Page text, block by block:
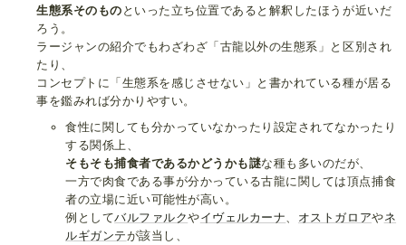
生態系そのもの といった立ち位置であると解釈したほうが近いだ
ろう。
ラージャンの紹介でもわざわざ「古龍以外の生態系」と区別され
たり、
コンセプトに「生態系を感じさせない」と書かれている種が居る
事を鑑みれば分かりやすい。
食性に関しても分かっていなかったり設定されてなかったり
する関係上、
そもそも捕食者であるかどうかも謎な種も多いのだが、
一方で肉食である事が分かっている古龍に関しては頂点捕食
者の立場に近い可能性が高い。
例としてバルファルクやイヴェルカーナ オストガロアやネ
ルギガンテが該当し、